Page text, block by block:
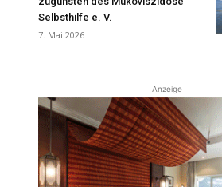
Selbsthilfe e. V.
7. Mai 2026
Anzeige